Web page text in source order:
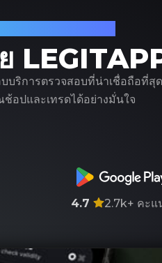
ริการตรวจสอบที่น่าเชื่อถือที่สุ
อปและเทรดได้อย่างมั่นใจ
4.7 2.7k+ คะแ